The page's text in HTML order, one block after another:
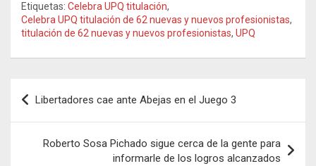
Etiquetas: Celebra UPQ titulación,
Celebra UPQ titulación de 62 nuevas y nuevos profesionistas,
titulación de 62 nuevas y nuevos profesionistas, UPQ
Navegación
de
entradas
Libertadores cae ante Abejas en el Juego 3
Roberto Sosa Pichado sigue cerca de la gente para
informarle de los logros alcanzados